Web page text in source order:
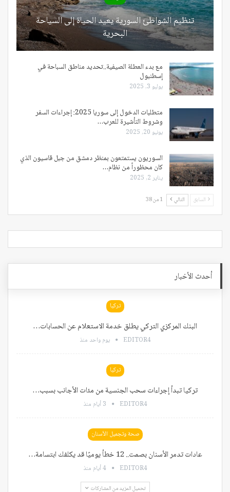
تنظيم الشواطئ السورية يعيد الحياة إلى السياحة
البحرية
مع بدء العطلة الصيفية..تحديد مناطق السباحة في
إسطنبول
يوليو 3, 2025
متطلبات الدخول إلى سوريا 2025: إجراءات السفر
وشروط التأشيرة للعرب…
يونيو 20, 2025
السوريون يستمتعون بمنظر دمشق من جبل قاسيون الذي
كان محظوراً من نظام…
يناير 2, 2025
السابق التالي 1 من 38
أحدث الأخبار
تركيا
البنك المركزي التركي يطلق خدمة الاستعلام عن الحسابات…
EDITOR4 يوم واحد منذ
تركيا
تركيا تبدأ إجراءات سحب الجنسية من مئات الأجانب بسبب…
EDITOR4 3 أيام منذ
صحة وتجميل الأسنان
عادات تدمر الأسنان بصمت.. 12 خطأ يوميًا قد يكلفك ابتسامة…
EDITOR4 4 أيام منذ
تحميل المزيد من المشاركات